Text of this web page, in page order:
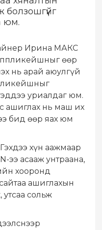
юм.
Ирина МАКС
өөр
нь арай аюулгүй
уриалдаг юм.
ашиглах нь маш их
бид өөр яах юм
хүн аажмаар
ээ асааж унтраана,
хооронд
ашиглахын
сольж